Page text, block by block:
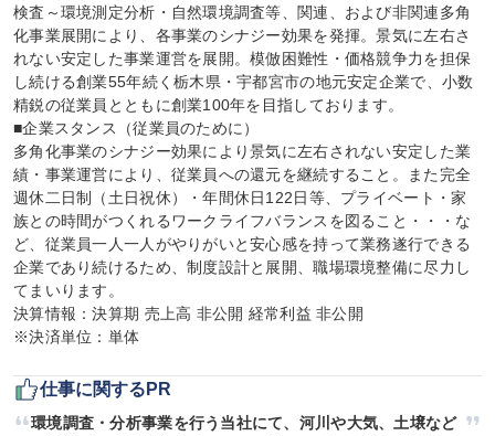
検査～環境測定分析・自然環境調査等、関連、および非関連多角
化事業展開により、各事業のシナジー効果を発揮。景気に左右さ
れない安定した事業運営を展開。模倣困難性・価格競争力を担保
し続ける創業55年続く栃木県・宇都宮市の地元安定企業で、小数
精鋭の従業員とともに創業100年を目指しております。
■企業スタンス（従業員のために）
多角化事業のシナジー効果により景気に左右されない安定した業
績・事業運営により、従業員への還元を継続すること。また完全
週休二日制（土日祝休）・年間休日122日等、プライベート・家
族との時間がつくれるワークライフバランスを図ること・・・な
ど、従業員一人一人がやりがいと安心感を持って業務遂行できる
企業であり続けるため、制度設計と展開、職場環境整備に尽力し
てまいります。
決算情報：決算期 売上高 非公開 経常利益 非公開
※決済単位：単体
仕事に関するPR
環境調査・分析事業を行う当社にて、河川や大気、土壌など